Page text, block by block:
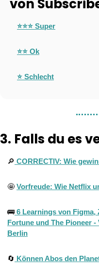
von
⭐⭐⭐ Super
⭐⭐ Ok
⭐ Schlecht
3. Falls du es
🔎 CORRECTIV: Wie
🤩 Vorfreude: Wie Netflix
🚌 6 Learnings von Figma,
Fortune und The Pioneer
Berlin
🔄 Können Abos den